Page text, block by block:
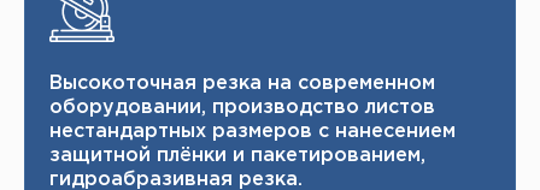
Высокоточная резка на современном
оборудовании, производство листов
нестандартных размеров с нанесением
защитной плёнки и пакетированием,
гидроабразивная резка.